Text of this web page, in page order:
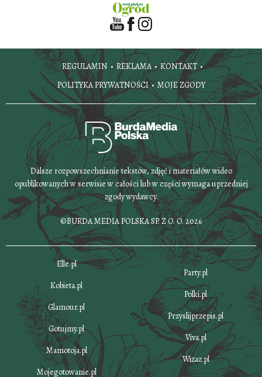
REGULAMIN REKLAMA
KONTAKT
POLITYKA PRYWATNOŚCI
MOJE ZGODY
Dalsze rozpowszechnianie tekstów, zdjęć i materiałów wideo
opublikowanych w serwisie w całości lub w części wymaga uprzedniej
zgody wydawcy.
©BURDA MEDIA POLSKA SP. Z O. O. 2026
Elle.pl
Kobieta.pl
Glamour.pl
Gotujmy.pl
Mamotoja.pl
Mojegotowanie.pl
Party.pl
Polki.pl
Przyslijprzepis.pl
Viva.pl
Wizaz.pl